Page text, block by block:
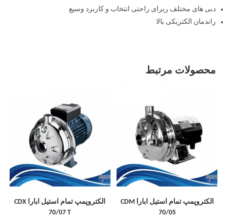
دبی های مختلف ربرای راحتی انتخاب و کاربرد وسیع
راندمان الکتریکی بالا
محصولات مرتبط
الکتروپمپ تمام استیل ابارا CDM
70/05
الکتروپمپ تمام استیل ابارا CDX
70/07 T